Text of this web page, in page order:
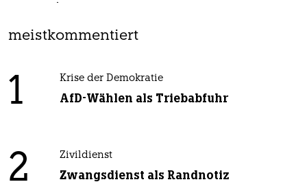
meistkommentiert
1 Krise der Demokratie
AfD-Wählen als Triebabfuhr
2 Zivildienst
Zwangsdienst als Randnotiz